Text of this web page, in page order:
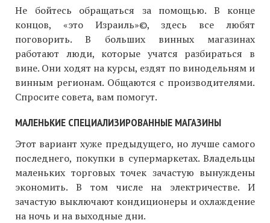
Не бойтесь обращаться за помощью. В конце
концов, «это Израиль»©, здесь все любят
поговорить. В больших винных магазинах
работают люди, которые учатся разбираться в
вине. Они ходят на курсы, ездят по винодельням и
винным регионам. Общаются с производителями.
Спросите совета, вам помогут.
МАЛЕНЬКИЕ СПЕЦИАЛИЗИРОВАННЫЕ МАГАЗИНЫ
Этот вариант хуже предыдущего, но лучше самого
последнего, покупки в супермаркетах. Владельцы
маленьких торговых точек зачастую вынуждены
экономить. В том числе на электричестве. И
зачастую выключают кондиционеры и охлаждение
на ночь и на выходные дни.